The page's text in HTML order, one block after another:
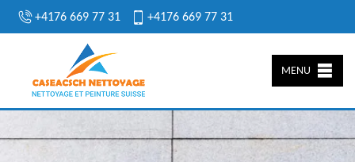
+4176 669 77 31 +4176 669 77 31
MENU